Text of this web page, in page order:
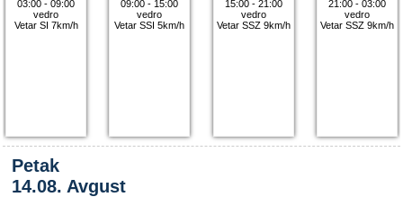
03:00 - 09:00
vedro
Vetar SI 7km/h
09:00 - 15:00
vedro
Vetar SSI 5km/h
15:00 - 21:00
vedro
Vetar SSZ 9km/h
21:00 - 03:00
vedro
Vetar SSZ 9km/h
Petak
14.08. Avgust